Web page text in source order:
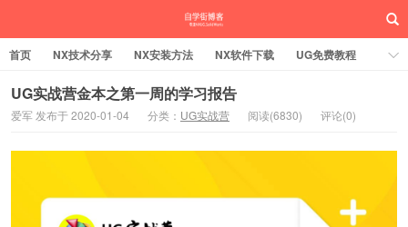
首页 NX技术分享 NX安装方法 NX软件下载
UG免费教程
UG编程加工
SW安装方法 SW技术分享
UG实战营
UG实战营金本之第一周的学习报告
爱军 发布于 2020-01-04 分类： UG实战营 阅读(6830) 评论(0)